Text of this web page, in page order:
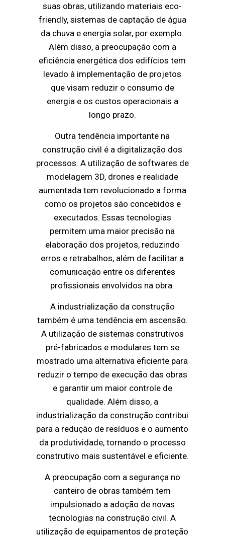
suas obras, utilizando materiais eco-
friendly, sistemas de captação de água
da chuva e energia solar, por exemplo.
Além disso, a preocupação com a
eficiência energética dos edifícios tem
levado à implementação de projetos
que visam reduzir o consumo de
energia e os custos operacionais a
longo prazo.
Outra tendência importante na
construção civil é a digitalização dos
processos. A utilização de softwares de
modelagem 3D, drones e realidade
aumentada tem revolucionado a forma
como os projetos são concebidos e
executados. Essas tecnologias
permitem uma maior precisão na
elaboração dos projetos, reduzindo
erros e retrabalhos, além de facilitar a
comunicação entre os diferentes
profissionais envolvidos na obra.
A industrialização da construção
também é uma tendência em ascensão.
A utilização de sistemas construtivos
pré-fabricados e modulares tem se
mostrado uma alternativa eficiente para
reduzir o tempo de execução das obras
e garantir um maior controle de
qualidade. Além disso, a
industrialização da construção contribui
para a redução de resíduos e o aumento
da produtividade, tornando o processo
construtivo mais sustentável e eficiente.
A preocupação com a segurança no
canteiro de obras também tem
impulsionado a adoção de novas
tecnologias na construção civil. A
utilização de equipamentos de proteção